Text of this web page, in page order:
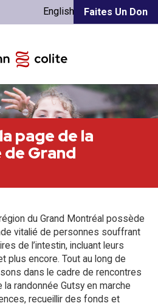
Faites Un Don
English
page de la
Grand
du Grand Montréal possède
vitalié de personnes souffrant
de l’intestin, incluant leurs
plus encore. Tout au long de
dans le cadre de rencontres
randonnée Gutsy en marche
recueillir des fonds et